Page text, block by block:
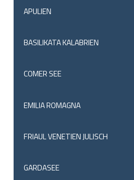
APULIEN
BASILIKATA KALABRIEN
COMER SEE
EMILIA ROMAGNA
FRIAUL VENETIEN JULISCH
GARDASEE